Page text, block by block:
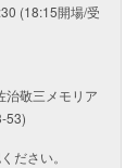
(18:15開場/受
治敬三メモリア
53)
ださい。